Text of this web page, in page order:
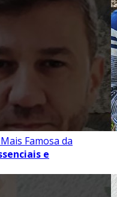
Famosa da
e